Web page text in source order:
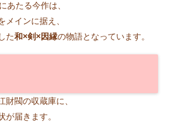
あたる今作は、
メインに据え、
た和×剣×因縁の物語となっています。
財閥の収蔵庫に、
が届きます。